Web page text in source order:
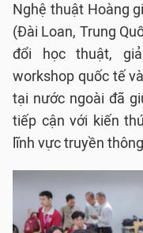
Nghệ thuật Hoàng
(Đài Loan, Trung
đổi học thuật,
workshop quốc tế
tại nước ngoài đã
tiếp cận với kiến
lĩnh vực truyền